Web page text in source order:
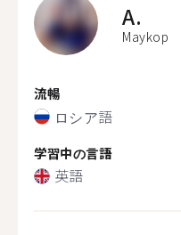
A.
Maykop
流暢
ロシア語
学習中の言語
英語